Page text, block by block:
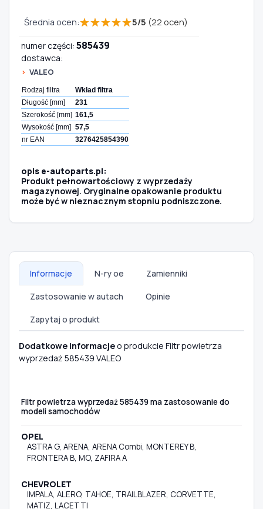
Średnia ocen:★★★★★5/5 (22 ocen)
numer części: 585439
dostawca:
VALEO
Rodzaj filtra
Wkład filtra
Długość [mm]
231
Szerokość [mm] 161,5
Wysokość [mm] 57,5
nr EAN
3276425854390
opis e-autoparts.pl:
Produkt pełnowartościowy z wyprzedaży
magazynowej. Oryginalne opakowanie produktu
może być w nieznacznym stopniu podniszczone.
Informacje N-ry oe Zamienniki
Zastosowanie w autach Opinie
Zapytaj o produkt
Dodatkowe informacjeo produkcie Filtr powietrza
wyprzedaż 585439 VALEO
Filtr powietrza wyprzedaż 585439 ma zastosowanie do
modeli samochodów
OPEL
ASTRA G, ARENA, ARENA Combi, MONTEREY B,
FRONTERA B, MO, ZAFIRA A
CHEVROLET
IMPALA, ALERO, TAHOE, TRAILBLAZER, CORVETTE,
MATIZ, LACETTI